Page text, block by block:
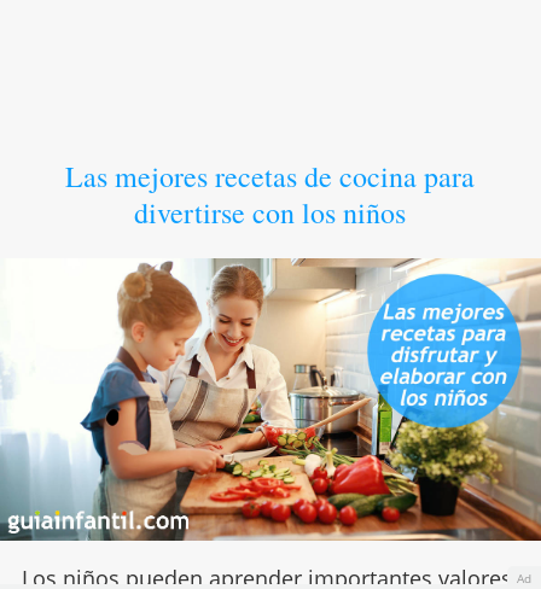
Las mejores recetas de cocina para
divertirse con los niños
Los niños pueden aprender importantes valores Ad